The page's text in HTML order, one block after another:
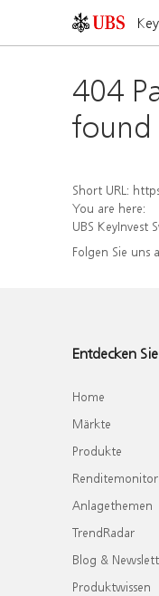
404
found
Short URL: https://
You are here:
UBS KeyInvest
Folgen Sie uns
Entdecken
Home
Märkte
Produkte
Renditemonitor
Anlagethemen
TrendRadar
Blog &
Produktwissen